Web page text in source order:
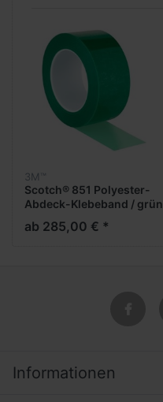
3M™
Scotch® 851 Polyester-
Abdeck-Klebeband / grün
ab 285,00 € *
Informationen